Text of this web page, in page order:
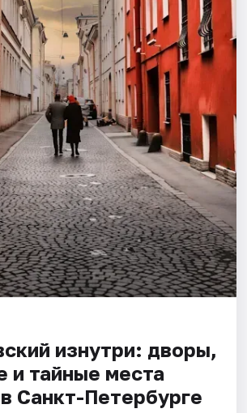
изнутри: дворы,
и тайные места
Санкт-Петербурге